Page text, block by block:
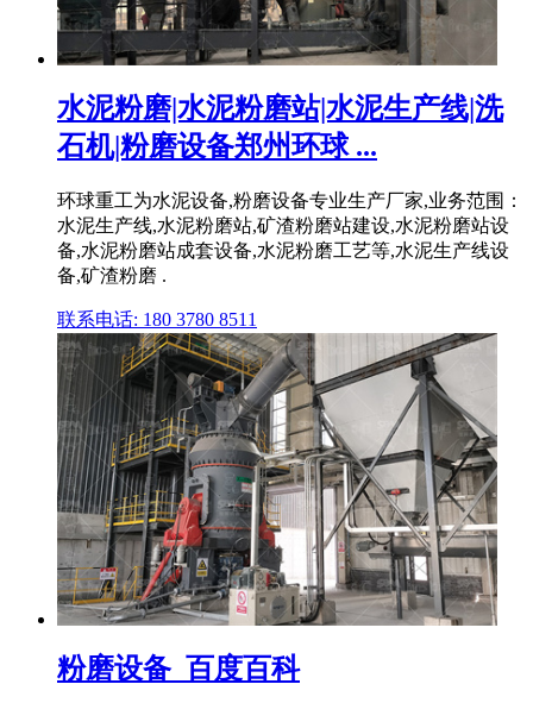
水泥粉磨|水泥粉磨站|水泥生产线|洗
石机|粉磨设备郑州环球 ...
环球重工为水泥设备,粉磨设备专业生产厂家,业务范围：
水泥生产线,水泥粉磨站,矿渣粉磨站建设,水泥粉磨站设
备,水泥粉磨站成套设备,水泥粉磨工艺等,水泥生产线设
备,矿渣粉磨 .
联系电话: 180 3780 8511
粉磨设备_百度百科